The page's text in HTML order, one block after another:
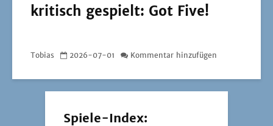
kritisch gespielt: Got Five!
Tobias 2026-07-01 Kommentar hinzufügen
Spiele-Index: